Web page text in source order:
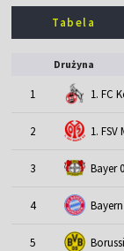
Tabela
Drużyna
1 1. FC
2 1. FSV
3 Bayer
4
5